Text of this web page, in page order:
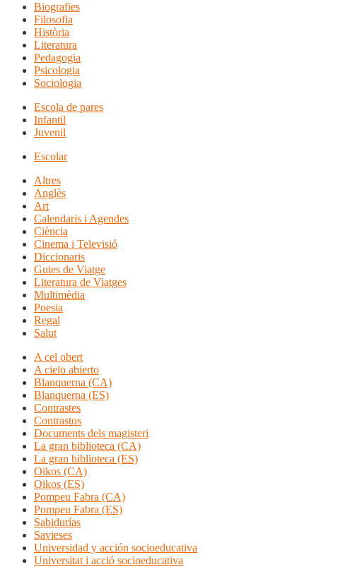
Biografies
Filosofia
Història
Literatura
Pedagogia
Psicologia
Sociologia
Escola de pares
Infantil
Juvenil
Escolar
Altres
Anglès
Art
Calendaris i Agendes
Ciència
Cinema i Televisió
Diccionaris
Guies de Viatge
Literatura de Viatges
Multimèdia
Poesia
Regal
Salut
A cel obert
A cielo abierto
Blanquerna (CA)
Blanquerna (ES)
Contrastes
Contrastos
Documents dels magisteri
La gran biblioteca (CA)
La gran biblioteca (ES)
Oikos (CA)
Oikos (ES)
Pompeu Fabra (CA)
Pompeu Fabra (ES)
Sabidurías
Savieses
Universidad y acción socioeducativa
Universitat i acció socioeducativa